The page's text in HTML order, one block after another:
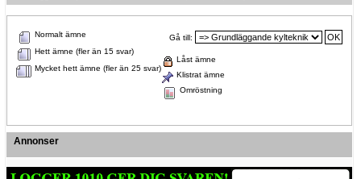
Gå till:
Normalt ämne
Hett ämne (fler än 15 svar)
Mycket hett ämne (fler än 25 svar)
Låst ämne
Klistrat ämne
Omröstning
Annonser